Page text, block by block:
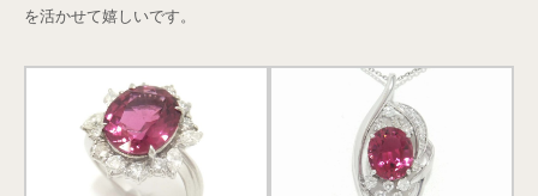
を活かせて嬉しいです。